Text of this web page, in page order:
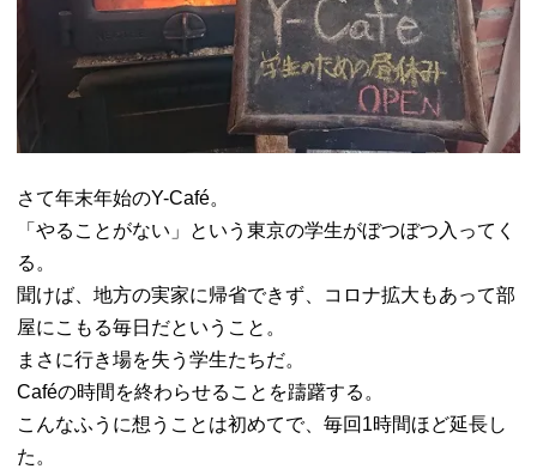
さて年末年始のY-Café。
「やることがない」という東京の学生がぼつぼつ入ってく
る。
聞けば、地方の実家に帰省できず、コロナ拡大もあって部
屋にこもる毎日だということ。
まさに行き場を失う学生たちだ。
Caféの時間を終わらせることを躊躇する。
こんなふうに想うことは初めてで、毎回1時間ほど延長し
た。